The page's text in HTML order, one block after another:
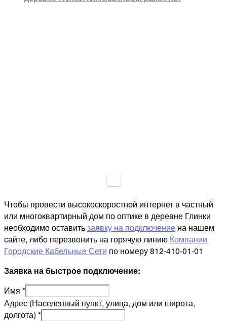
Чтобы провести высокоскоростной интернет в частный
или многоквартирный дом по оптике в деревне Глинки
необходимо оставитьзаявку на подключение на нашем
сайте, либо перезвонить на горячую линию Компании
Городские Кабельные Сети по номеру 812-410-01-01
Заявка на быстрое подключение:
Имя *
Адрес (Населенный пункт, улица, дом или широта,
долгота) *